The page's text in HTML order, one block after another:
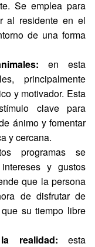
Se emplea para
al residente en el
de una forma
en esta
principalmente
y motivador. Esta
clave para
ánimo y fomentar
y cercana.
programas se
y gustos
que la persona
de disfrutar de
su tiempo libre
realidad: esta